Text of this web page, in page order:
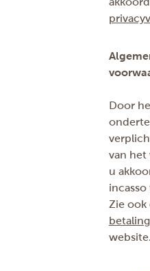
Door
van het
u
Zie ook
website.